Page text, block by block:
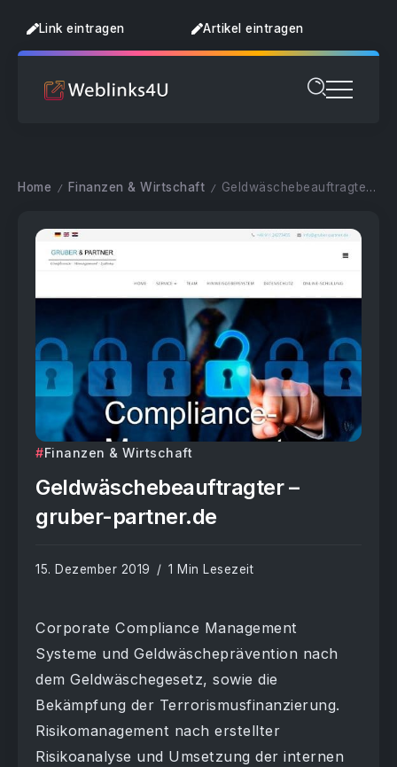
Link eintragen Artikel eintragen
Home / Finanzen & Wirtschaft / Geldwäschebeauftragter – gruber-partner.de
Finanzen & Wirtschaft
Geldwäschebeauftragter –
gruber-partner.de
15. Dezember 2019 1 Min Lesezeit
Corporate Compliance Management
Systeme und Geldwäscheprävention nach
dem Geldwäschegesetz, sowie die
Bekämpfung der Terrorismusfinanzierung.
Risikomanagement nach erstellter
Risikoanalyse und Umsetzung der internen